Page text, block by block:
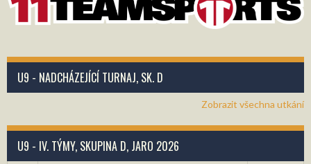
U9 - NADCHÁZEJÍCÍ TURNAJ, SK. D
Zobrazit všechna utkání
U9 - IV. TÝMY, SKUPINA D, JARO 2026